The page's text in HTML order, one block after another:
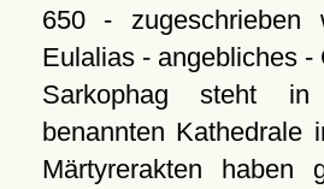
650 - zugeschrieben
Eulalias - angebliches -
Sarkophag steht
benannten Kathedrale
Märtyrerakten haben